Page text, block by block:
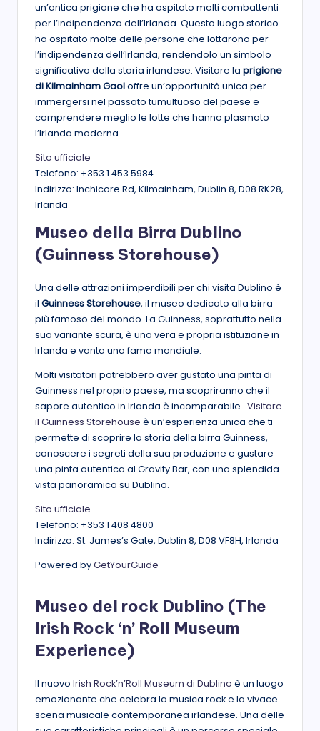
un’antica prigione che ha ospitato molti combattenti
per l’indipendenza dell’Irlanda. Questo luogo storico
ha ospitato molte delle persone che lottarono per
l’indipendenza dell’Irlanda, rendendolo un simbolo
significativo della storia irlandese. Visitare la prigione
di Kilmainham Gaoloffre un’opportunità unica per
immergersi nel passato tumultuoso del paese e
comprendere meglio le lotte che hanno plasmato
l’Irlanda moderna.
Sito ufficiale
Telefono: +353 1 453 5984
Indirizzo: Inchicore Rd, Kilmainham, Dublin 8, D08 RK28,
Irlanda
Museo della Birra Dublino
(Guinness Storehouse)
Una delle attrazioni imperdibili per chi visita Dublino è
il Guinness Storehouse, il museo dedicato alla birra
più famoso del mondo. La Guinness, soprattutto nella
sua variante scura, è una vera e propria istituzione in
Irlanda e vanta una fama mondiale.
Molti visitatori potrebbero aver gustato una pinta di
Guinness nel proprio paese, ma scopriranno che il
sapore autentico in Irlanda è incomparabile. Visitare
il Guinness Storehouse è un’esperienza unica che ti
permette di scoprire la storia della birra Guinness,
conoscere i segreti della sua produzione e gustare
una pinta autentica al Gravity Bar, con una splendida
vista panoramica su Dublino.
Sito ufficiale
Telefono: +353 1 408 4800
Indirizzo: St. James’s Gate, Dublin 8, D08 VF8H, Irlanda
Powered byGetYourGuide
Museo del rock Dublino (The
Irish Rock ‘n’ Roll Museum
Experience)
Il nuovo Irish Rock’n’Roll Museum di Dublino è un luogo
emozionante che celebra la musica rock e la vivace
scena musicale contemporanea irlandese. Una delle